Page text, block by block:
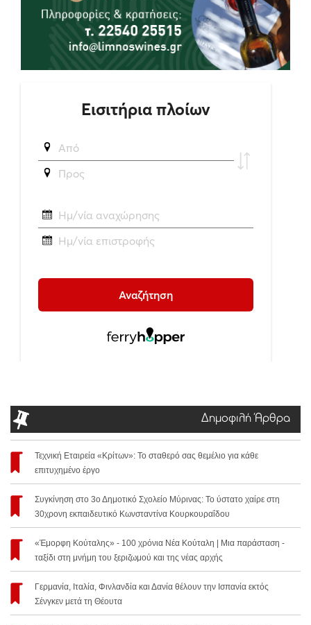
Δημοφιλή Άρθρα
Τεχνική Εταιρεία «Κρίτων»: Το σταθερό σας θεμέλιο για κάθε
επιτυχημένο έργο
Συγκίνηση στο 3ο Δημοτικό Σχολείο Μύρινας: Το ύστατο χαίρε στη
30χρονη εκπαιδευτικό Κωνσταντίνα Κουρκουραΐδου
«Έμορφη Κούταλης» - 100 χρόνια Νέα Κούταλη | Μια παράσταση -
ταξίδι στη μνήμη του ξεριζωμού και της νέας αρχής
Γερμανία, Ιταλία, Φινλανδία και Δανία θέλουν την Ισπανία εκτός
Σένγκεν μετά τη Θέουτα